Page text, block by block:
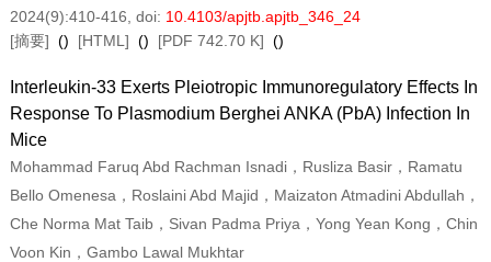
2024(9):410-416 , doi: 10.4103/apjtb.apjtb_346_24
[摘要] () [HTML] () [PDF 742.70 K] ()
Interleukin-33 Exerts Pleiotropic Immunoregulatory Effects In
Response To Plasmodium Berghei ANKA (PbA) Infection In
Mice
Mohammad Faruq Abd Rachman Isnadi，Rusliza Basir，Ramatu
Bello Omenesa，Roslaini Abd Majid，Maizaton Atmadini Abdullah，
Che Norma Mat Taib，Sivan Padma Priya，Yong Yean Kong，Chin
Voon Kin，Gambo Lawal Mukhtar